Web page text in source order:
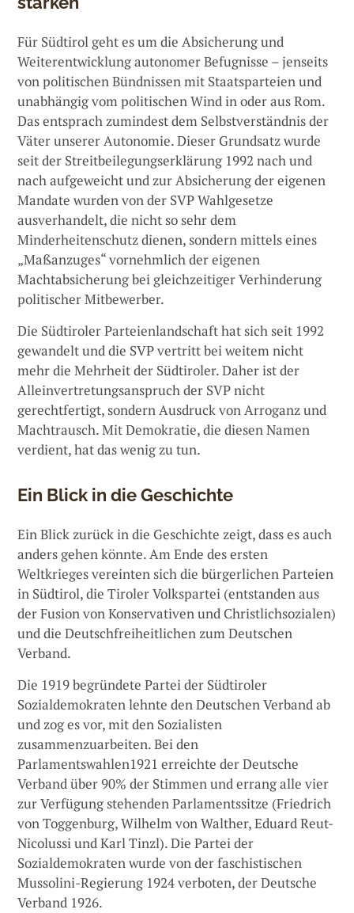
Für Südtirol geht es um die Absicherung und
Weiterentwicklung autonomer Befugnisse – jenseits
von politischen Bündnissen mit Staatsparteien und
unabhängig vom politischen Wind in oder aus Rom.
Das entsprach zumindest dem Selbstverständnis der
Väter unserer Autonomie. Dieser Grundsatz wurde
seit der Streitbeilegungserklärung 1992 nach und
nach aufgeweicht und zur Absicherung der eigenen
Mandate wurden von der SVP Wahlgesetze
ausverhandelt, die nicht so sehr dem
Minderheitenschutz dienen, sondern mittels eines
„Maßanzuges“ vornehmlich der eigenen
Machtabsicherung bei gleichzeitiger Verhinderung
politischer Mitbewerber.
Die Südtiroler Parteienlandschaft hat sich seit 1992
gewandelt und die SVP vertritt bei weitem nicht
mehr die Mehrheit der Südtiroler. Daher ist der
Alleinvertretungsanspruch der SVP nicht
gerechtfertigt, sondern Ausdruck von Arroganz und
Machtrausch. Mit Demokratie, die diesen Namen
verdient, hat das wenig zu tun.
Ein Blick in die Geschichte
Ein Blick zurück in die Geschichte zeigt, dass es auch
anders gehen könnte. Am Ende des ersten
Weltkrieges vereinten sich die bürgerlichen Parteien
in Südtirol, die Tiroler Volkspartei (entstanden aus
der Fusion von Konservativen und Christlichsozialen)
und die Deutschfreiheitlichen zum Deutschen
Verband.
Die 1919 begründete Partei der Südtiroler
Sozialdemokraten lehnte den Deutschen Verband ab
und zog es vor, mit den Sozialisten
zusammenzuarbeiten. Bei den
Parlamentswahlen1921 erreichte der Deutsche
Verband über 90% der Stimmen und errang alle vier
zur Verfügung stehenden Parlamentssitze (Friedrich
von Toggenburg, Wilhelm von Walther, Eduard Reut-
Nicolussi und Karl Tinzl). Die Partei der
Sozialdemokraten wurde von der faschistischen
Mussolini-Regierung 1924 verboten, der Deutsche
Verband 1926.